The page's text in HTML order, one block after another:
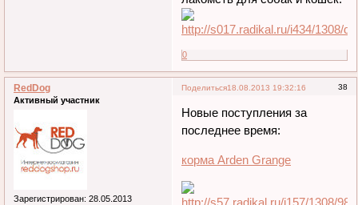
0
Поделиться 38
18.08.2013 19:32:16
RedDog
Активный участник
Зарегистрирован: 28.05.2013
Новые поступления за
последнее время:
корма Arden Grange